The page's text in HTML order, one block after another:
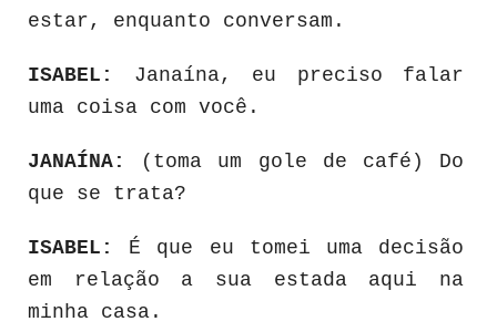
estar, enquanto conversam.
ISABEL: Janaína, eu preciso falar
uma coisa com você.
JANAÍNA:
(toma um gole de café) Do
que se trata?
ISABEL: É que eu tomei uma decisão
em relação a sua estada aqui na
minha casa.